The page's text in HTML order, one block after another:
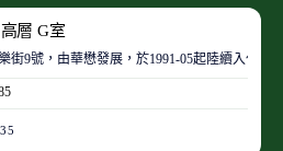
層 G室
街9號，由華懋發展，於1991-05起陸續入伙